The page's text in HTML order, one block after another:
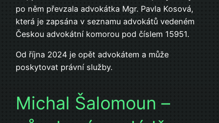
po něm převzala advokátka Mgr. Pavla Kosová,
která je zapsána v seznamu advokátů vedeném
Českou advokátní komorou pod číslem 15951.
Od října 2024 je opět advokátem a může
poskytovat právní služby.
Michal Šalomoun –